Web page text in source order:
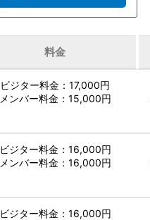
料金
ビジター料金：17,000円
メンバー料金：15,000円
ビジター料金：16,000円
メンバー料金：16,000円
ビジター料金：16,000円